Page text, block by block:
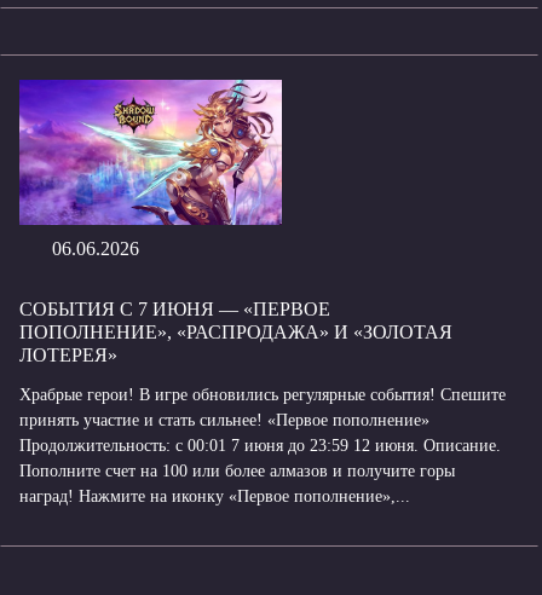
06.06.2026
СОБЫТИЯ С 7 ИЮНЯ — «ПЕРВОЕ
ПОПОЛНЕНИЕ», «РАСПРОДАЖА» И «ЗОЛОТАЯ
ЛОТЕРЕЯ»
Храбрые герои! В игре обновились регулярные события! Спешите
принять участие и стать сильнее! «Первое пополнение»
Продолжительность: с 00:01 7 июня до 23:59 12 июня. Описание.
Пополните счет на 100 или более алмазов и получите горы
наград! Нажмите на иконку «Первое пополнение»,...